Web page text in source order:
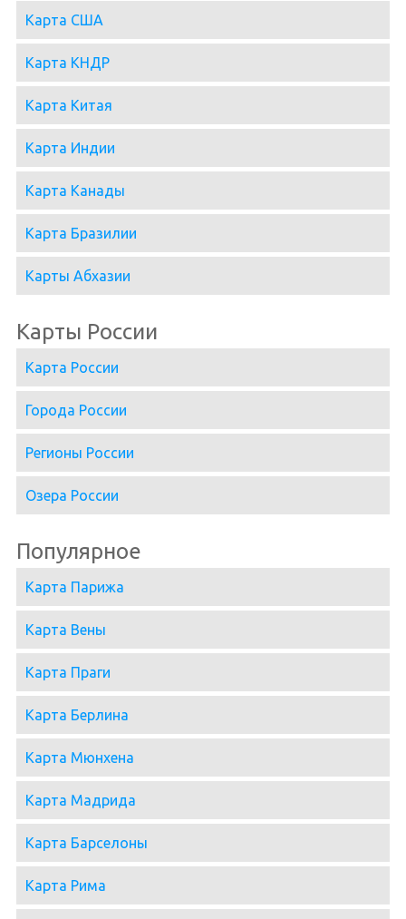
Карта США
Карта КНДР
Карта Китая
Карта Индии
Карта Канады
Карта Бразилии
Карты Абхазии
Карты России
Карта России
Города России
Регионы России
Озера России
Популярное
Карта Парижа
Карта Вены
Карта Праги
Карта Берлина
Карта Мюнхена
Карта Мадрида
Карта Барселоны
Карта Рима